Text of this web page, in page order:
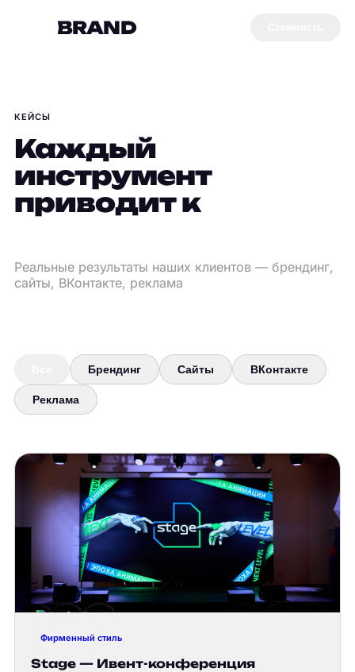
BRAND
КЕЙСЫ
Каждый
инструмент
приводит к
Реальные результаты наших клиентов — брендинг,
сайты, ВКонтакте, реклама
Брендинг Сайты ВКонтакте
Реклама
Фирменный стиль
Stage — Ивент-конференция